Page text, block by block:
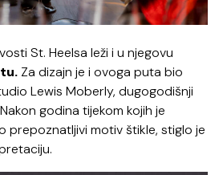
St. Heelsa leži i u njegovu
Za dizajn je i ovoga puta bio
Lewis Moberly, dugogodišnji
godina tijekom kojih je
prepoznatljivi motiv štikle, stiglo je